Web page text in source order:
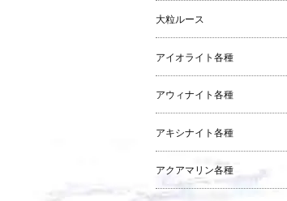
大粒ルース
アイオライト各種
アウィナイト各種
アキシナイト各種
アクアマリン各種